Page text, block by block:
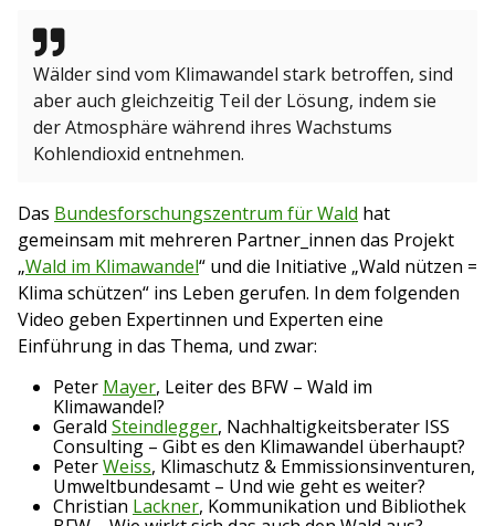
Wälder sind vom Klimawandel stark betroffen, sind
aber auch gleichzeitig Teil der Lösung, indem sie
der Atmosphäre während ihres Wachstums
Kohlendioxid entnehmen.
Das Bundesforschungszentrum für Wald hat
gemeinsam mit mehreren Partner_innen das Projekt
„Wald im Klimawandel“ und die Initiative „Wald nützen =
Klima schützen“ ins Leben gerufen. In dem folgenden
Video geben Expertinnen und Experten eine
Einführung in das Thema, und zwar:
Peter Mayer, Leiter des BFW – Wald im
Klimawandel?
Gerald Steindlegger, Nachhaltigkeitsberater ISS
Consulting – Gibt es den Klimawandel überhaupt?
PeterWeiss, Klimaschutz & Emmissionsinventuren,
Umweltbundesamt – Und wie geht es weiter?
Christian Lackner, Kommunikation und Bibliothek